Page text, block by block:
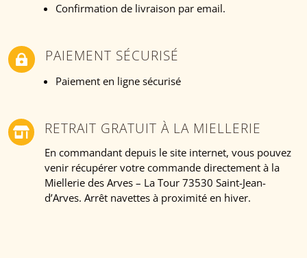
Confirmation de livraison par email.
 PAIEMENT SÉCURISÉ
Paiement en ligne sécurisé
 RETRAIT GRATUIT À LA MIELLERIE
En commandant depuis le site internet, vous pouvez
venir récupérer votre commande directement à la
Miellerie des Arves – La Tour 73530 Saint-Jean-
d’Arves. Arrêt navettes à proximité en hiver.